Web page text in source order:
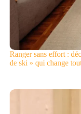
Ranger sans effort :
de ski » qui change